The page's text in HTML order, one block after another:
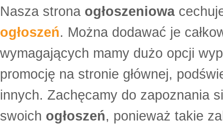
Nasza strona ogłoszeniowa
ogłoszeń. Można dodawać je
wymagających mamy dużo opcji
promocję na stronie głównej,
innych. Zachęcamy do zapoznania
swoich ogłoszeń, ponieważ takie